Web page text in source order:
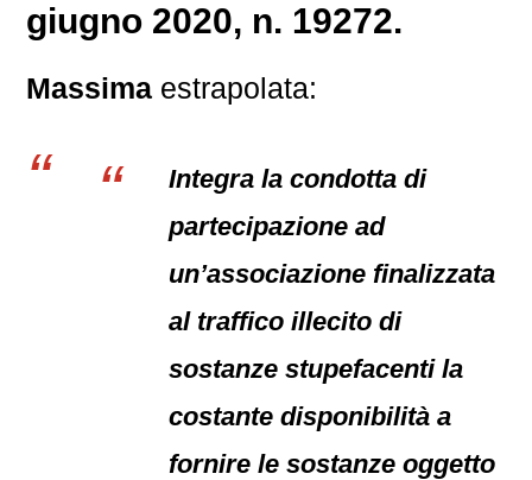
giugno 2020, n. 19272.
Massima estrapolata:
Integra la condotta di
partecipazione ad
un’associazione finalizzata
al traffico illecito di
sostanze stupefacenti la
costante disponibilità a
fornire le sostanze oggetto